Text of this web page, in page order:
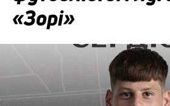
«Зорі»